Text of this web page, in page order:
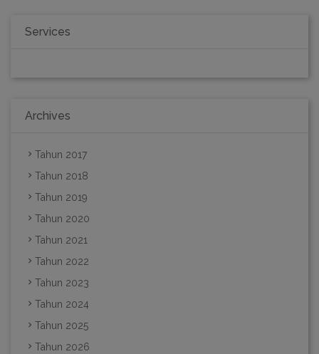
Services
Archives
Tahun 2017
Tahun 2018
Tahun 2019
Tahun 2020
Tahun 2021
Tahun 2022
Tahun 2023
Tahun 2024
Tahun 2025
Tahun 2026